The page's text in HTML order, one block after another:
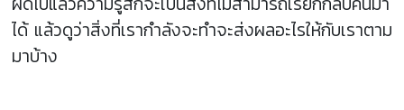
ได้ แล้วดูว่าสิ่งที่เรากำลังจะทำจะส่งผลอะไรให้กับเราตาม
มาบ้าง